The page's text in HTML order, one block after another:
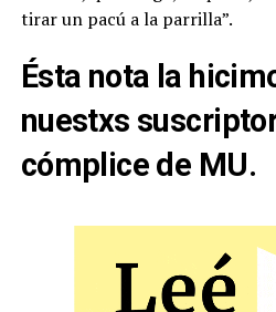
tirar un pacú a la parrilla”.
Ésta nota la
nuestxs
cómplice de MU.